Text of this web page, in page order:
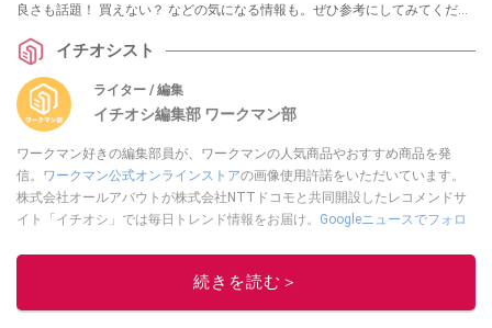
良さも話題！ 買えない？ などの気になる情報も。ぜひ参考にしてみてくださ
イチオシスト
ライター / 編集
イチオシ編集部 ワークマン部
ワークマン好きの編集部員が、ワークマンの人気商品やおすすめ商品を発
信。 ワークマン公式オンラインストアの画像使用許諾をいただいています。
株式会社オールアバウトが株式会社NTTドコモと共同開設したレコメンドサ
イト「イチオシ」では毎日トレンド情報をお届け。 Googleニュースでフォロ
このイチオシストの他の記事を読む
続きを読む＞